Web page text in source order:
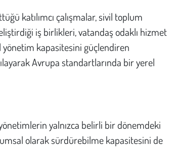
katılımcı çalışmalar, sivil toplum
iş birlikleri, vatandaş odaklı hizmet
yönetim kapasitesini güçlendiren
Avrupa standartlarında bir yerel
yalnızca belirli bir dönemdeki
olarak sürdürebilme kapasitesini de